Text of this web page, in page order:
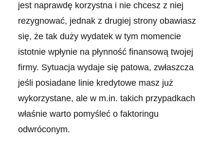
jest naprawdę korzystna i nie chcesz z niej
rezygnować, jednak z drugiej strony obawiasz
się, że tak duży wydatek w tym momencie
istotnie wpłynie na płynność finansową twojej
firmy. Sytuacja wydaje się patowa, zwłaszcza
jeśli posiadane linie kredytowe masz już
wykorzystane, ale w m.in. takich przypadkach
właśnie warto pomyśleć o faktoringu
odwróconym.